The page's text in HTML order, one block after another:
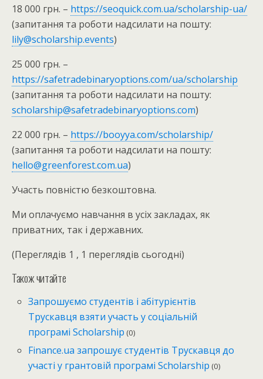
18 000 грн. – https://seoquick.com.ua/scholarship-ua/
(запитання та роботи надсилати на пошту:
lily@scholarship.events)
25 000 грн. –
https://safetradebinaryoptions.com/ua/scholarship
(запитання та роботи надсилати на пошту:
scholarship@safetradebinaryoptions.com)
22 000 грн. – https://booyya.com/scholarship/
(запитання та роботи надсилати на пошту:
hello@greenforest.com.ua)
Участь повністю безкоштовна.
Ми оплачуємо навчання в усіх закладах, як
приватних, так і державних.
(Переглядів 1 , 1 переглядів сьогодні)
Також читайте
Запрошуємо студентів і абітурієнтів
Трускавця взяти участь у соціальній
програмі Scholarship (0)
Finance.ua запрошує студентів Трускавця до
участі у грантовій програмі Scholarship (0)